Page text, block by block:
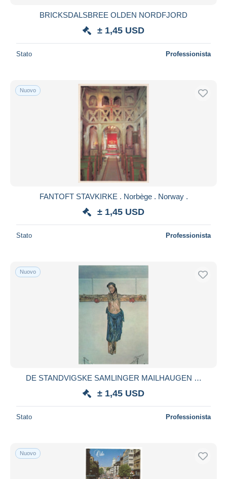
BRICKSDALSBREE OLDEN NORDFJORD
± 1,45 USD
Stato Professionista
Nuovo
FANTOFT STAVKIRKE . Norbège . Norway .
± 1,45 USD
Stato Professionista
Nuovo
DE STANDVIGSKE SAMLINGER MAILHAUGEN …
± 1,45 USD
Stato Professionista
Nuovo